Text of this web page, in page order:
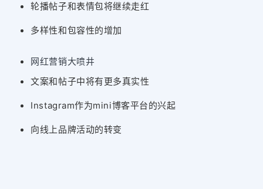
轮播帖子和表情包将继续走红
多样性和包容性的增加
网红营销大喷井
文案和帖子中将有更多真实性
Instagram作为mini博客平台的兴起
向线上品牌活动的转变